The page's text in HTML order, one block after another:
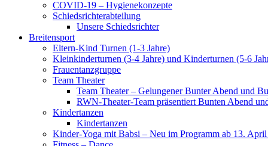
COVID-19 – Hygienekonzepte
Schiedsrichterabteilung
Unsere Schiedsrichter
Breitensport
Eltern-Kind Turnen (1-3 Jahre)
Kleinkinderturnen (3-4 Jahre) und Kinderturnen (5-6
Frauentanzgruppe
Team Theater
Team Theater – Gelungener Bunter Abend und
RWN-Theater-Team präsentiert Bunten Abend
Kindertanzen
Kindertanzen
Kinder-Yoga mit Babsi – Neu im Programm ab 13.